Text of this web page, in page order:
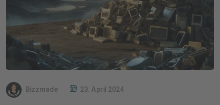
Bizzmade 23. April 2024